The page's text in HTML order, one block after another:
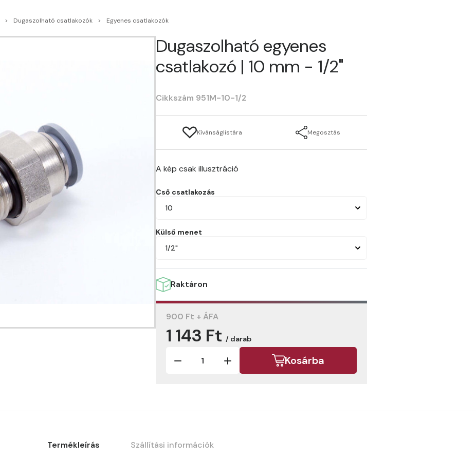
Dugaszolható csatlakozók Egyenes csatlakozók
Dugaszolható egyenes
csatlakozó | 10 mm - 1/2"
Cikkszám 951M-10-1/2
Kívánságlistára Megosztás
A kép csak illusztráció
Cső csatlakozás
10
Külső menet
1/2"
Raktáron
900 Ft + ÁFA
1 143 Ft / darab
Kosárba
Termékleírás Szállítási információk